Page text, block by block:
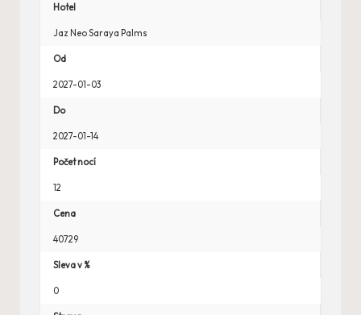
Hotel
Jaz Neo Saraya Palms
Od
2027-01-03
Do
2027-01-14
Počet nocí
12
Cena
40729
Sleva v %
0